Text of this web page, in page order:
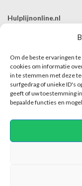
Om de beste ervaringen
cookies om informatie
in te stemmen met deze
surfgedrag of unieke ID's
geeft of uw toestemming
bepaalde functies en
Hulplijnonline.nl
E | info@hulplijnonline.nl
Contactformulier
Over Hulplijnonline.nl
Het team van
Hulplijnonline maakt
aansprakelijk voor de